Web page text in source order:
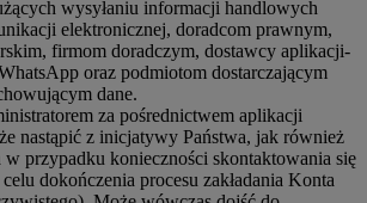
wysyłaniu informacji handlowych
elektronicznej, doradcom prawnym,
firmom doradczym, dostawcy aplikacji-
oraz podmiotom dostarczającym
dane.
za pośrednictwem aplikacji
nastąpić z inicjatywy Państwa, jak również
w przypadku konieczności skontaktowania się
dokończenia procesu zakładania Konta